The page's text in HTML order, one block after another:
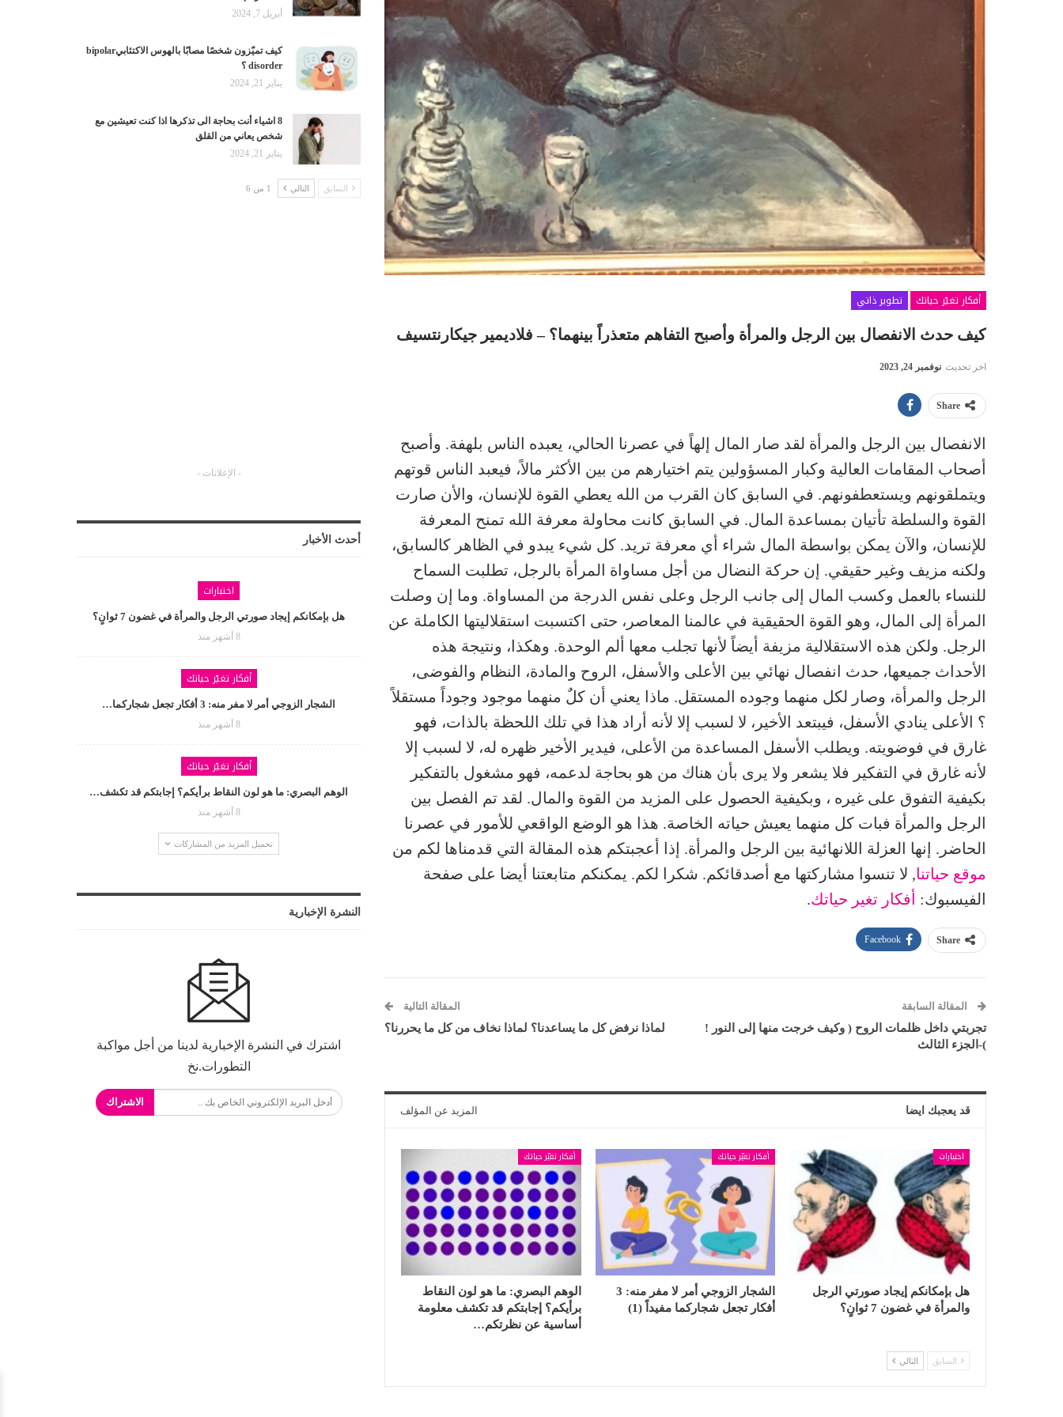
أفكار تغيّر حياتك
تطوير ذاتي
كيف حدث الانفصال بين الرجل والمرأة وأصبح التفاهم متعذراً بينهما؟ – فلاديمير جيكارنتسيف
اخر تحديث نوفمبر 24, 2023
Share
الانفصال بين الرجل والمرأة لقد صار المال إلهاً في عصرنا الحالي، يعبده الناس بلهفة. وأصبح
أصحاب المقامات العالية وكبار المسؤولين يتم اختيارهم من بين الأكثر مالاً، فيعبد الناس قوتهم
ويتملقونهم ويستعطفونهم. في السابق كان القرب من الله يعطي القوة للإنسان، والأن صارت
القوة والسلطة تأتيان بمساعدة المال. في السابق كانت محاولة معرفة الله تمنح المعرفة
للإنسان، والآن يمكن بواسطة المال شراء أي معرفة تريد. كل شيء يبدو في الظاهر كالسابق،
ولكنه مزيف وغير حقيقي. إن حركة النضال من أجل مساواة المرأة بالرجل، تطلبت السماح
للنساء بالعمل وكسب المال إلى جانب الرجل وعلى نفس الدرجة من المساواة. وما إن وصلت
المرأة إلى المال، وهو القوة الحقيقية في عالمنا المعاصر، حتى اكتسبت استقلاليتها الكاملة عن
الرجل. ولكن هذه الاستقلالية مزيفة أيضاً لأنها تجلب معها ألم الوحدة. وهكذا، ونتيجة هذه
الأحداث جميعها، حدث انفصال نهائي بين الأعلى والأسفل، الروح والمادة، النظام والفوضى،
الرجل والمرأة، وصار لكل منهما وجوده المستقل. ماذا يعني أن كلٌ منهما موجود وجوداً مستقلاً
؟ الأعلى ينادي الأسفل، فيبتعد الأخير، لا لسبب إلا لأنه أراد هذا في تلك اللحظة بالذات، فهو
غارق في فوضويته. ويطلب الأسفل المساعدة من الأعلى، فيدير الأخير ظهره له، لا لسبب إلا
لأنه غارق في التفكير فلا يشعر ولا يرى بأن هناك من هو بحاجة لدعمه، فهو مشغول بالتفكير
بكيفية التفوق على غيره ، وبكيفية الحصول على المزيد من القوة والمال. لقد تم الفصل بين
الرجل والمرأة فبات كل منهما يعيش حياته الخاصة. هذا هو الوضع الواقعي للأمور في عصرنا
الحاضر. إنها العزلة اللانهائية بين الرجل والمرأة. إذا أعجبتكم هذه المقالة التي قدمناها لكم من
موقع حياتنا, لا تنسوا مشاركتها مع أصدقائكم. شكرا لكم. يمكنكم متابعتنا أيضا على صفحة
الفيسبوك:
أفكار تغير حياتك.
Share
Facebook
المقالة السابقة
تجربتي داخل ظلمات الروح ( وكيف خرجت منها إلى النور !
)-الجزء الثالث
المقالة التالية
لماذا نرفض كل ما يساعدنا؟ لماذا نخاف من كل ما يحررنا؟
قد يعجبك ايضا المزيد عن المؤلف
اختبارات
هل بإمكانكم إيجاد صورتي الرجل
والمرأة في غضون 7 ثوانٍ؟
أفكار تغيّر حياتك
الشجار الزوجي أمر لا مفر منه: 3
أفكار تجعل شجاركما مفيداً (1)
أفكار تغيّر حياتك
الوهم البصري: ما هو لون النقاط
برأيكم؟ إجابتكم قد تكشف معلومة
أساسية عن نظرتكم…
السابق التالي
أبريل 7, 2024
كيف تميّزون شخصًا مصابًا بالهوس الاكتئابيbipolar
disorder ؟
يناير 21, 2024
8 اشياء أنت بحاجة الى تذكرها اذا كنت تعيشين مع
شخص يعاني من القلق
يناير 21, 2024
السابق التالي 1 من 6
- الإعلانات -
أحدث الأخبار
اختبارات
هل بإمكانكم إيجاد صورتي الرجل والمرأة في غضون 7 ثوانٍ؟
8 أشهر منذ
أفكار تغيّر حياتك
الشجار الزوجي أمر لا مفر منه: 3 أفكار تجعل شجاركما…
8 أشهر منذ
أفكار تغيّر حياتك
الوهم البصري: ما هو لون النقاط برأيكم؟ إجابتكم قد تكشف…
8 أشهر منذ
تحميل المزيد من المشاركات
النشرة الإخبارية
اشترك في النشرة الإخبارية لدينا من أجل مواكبة
التطورات.نخ
الاشتراك